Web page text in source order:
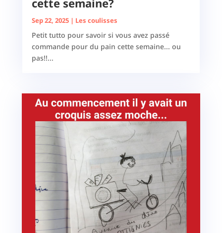
cette semaine?
Sep 22, 2025| Les coulisses
Petit tutto pour savoir si vous avez passé
commande pour du pain cette semaine... ou
pas!!...